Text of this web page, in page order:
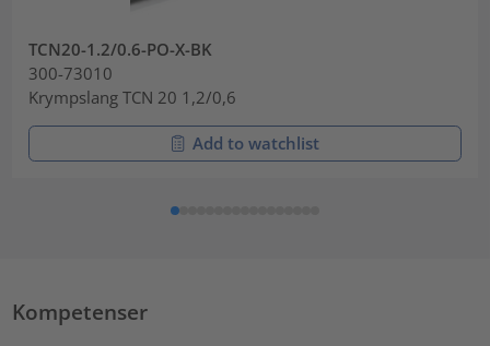
TCN20-1.2/0.6-PO-X-BK
300-73010
Krympslang TCN 20 1,2/0,6
Add to watchlist
Kompetenser